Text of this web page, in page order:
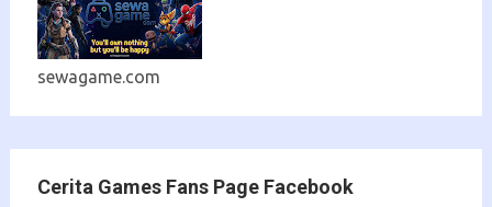
sewagame.com
Cerita Games Fans Page Facebook